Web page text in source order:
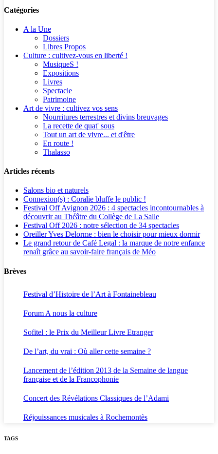
Catégories
A la Une
Dossiers
Libres Propos
Culture : cultivez-vous en liberté !
MusiqueS !
Expositions
Livres
Spectacle
Patrimoine
Art de vivre : cultivez vos sens
Nourritures terrestres et divins breuvages
La recette de quat' sous
Tout un art de vivre... et d'être
En route !
Thalasso
Articles récents
Salons bio et naturels
Connexion(s) : Coralie bluffe le public !
Festival Off Avignon 2026 : 4 spectacles incontournables à
découvrir au Théâtre du Collège de La Salle
Festival Off 2026 : notre sélection de 34 spectacles
Oreiller Yves Delorme : bien le choisir pour mieux dormir
Le grand retour de Café Legal : la marque de notre enfance
renaît grâce au savoir-faire français de Méo
Brèves
Festival d’Histoire de l’Art à Fontainebleau
Forum A nous la culture
Sofitel : le Prix du Meilleur Livre Etranger
De l’art, du vrai : Où aller cette semaine ?
Lancement de l’édition 2013 de la Semaine de langue
française et de la Francophonie
Concert des Révélations Classiques de l’Adami
Réjouissances musicales à Rochemontès
TAGS